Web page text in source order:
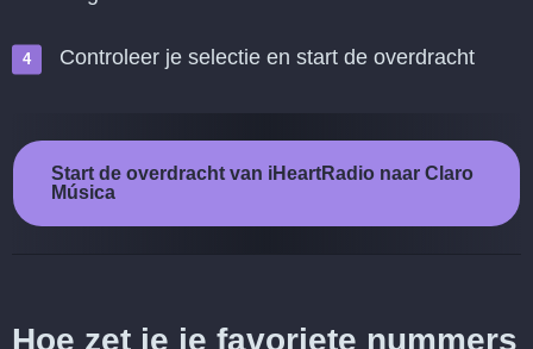
Controleer je selectie en start de overdracht
Start de overdracht van iHeartRadio naar Claro
Música
Hoe zet je je favoriete nummers